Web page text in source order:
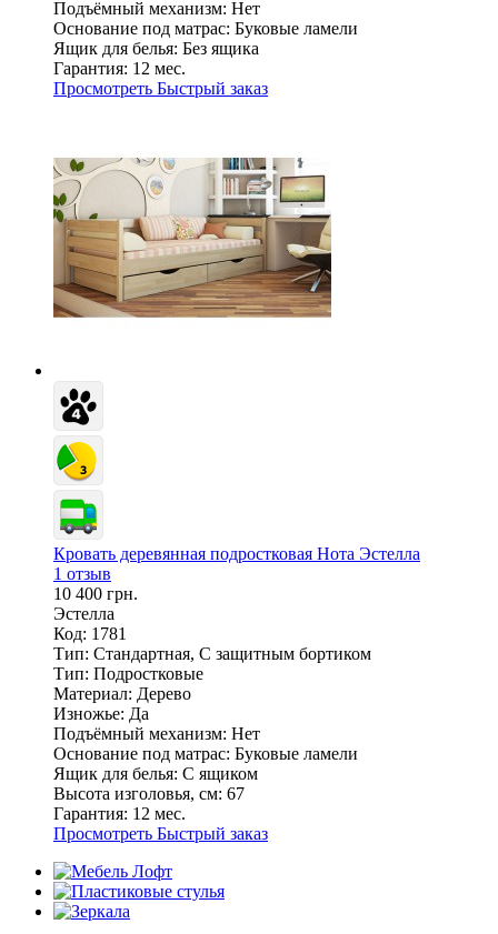
Подъёмный механизм: Нет
Основание под матрас: Буковые ламели
Ящик для белья: Без ящика
Гарантия: 12 мес.
Просмотреть Быстрый заказ
Кровать деревянная подростковая Нота Эстелла
1 отзыв
10 400 грн.
Эстелла
Код: 1781
Тип: Стандартная, С защитным бортиком
Тип: Подростковые
Материал: Дерево
Изножье: Да
Подъёмный механизм: Нет
Основание под матрас: Буковые ламели
Ящик для белья: С ящиком
Высота изголовья, см: 67
Гарантия: 12 мес.
Просмотреть Быстрый заказ